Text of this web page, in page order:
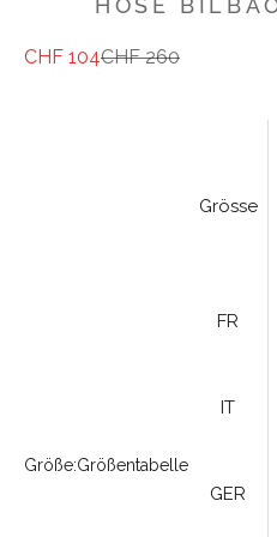
HOSE
Angebot
CHF 104
Regulärer Preis
CHF 260
Größe:Größentabelle
Grösse
FR
IT
GER